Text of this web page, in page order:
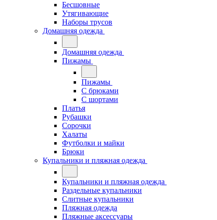
Бесшовные
Утягивающие
Наборы трусов
Домашняя одежда
Домашняя одежда
Пижамы
Пижамы
С брюками
С шортами
Платья
Рубашки
Сорочки
Халаты
Футболки и майки
Брюки
Купальники и пляжная одежда
Купальники и пляжная одежда
Раздельные купальники
Слитные купальники
Пляжная одежда
Пляжные аксессуары